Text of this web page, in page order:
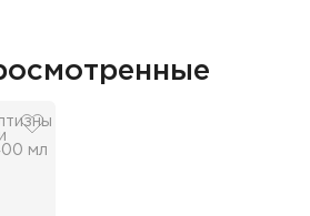
добавить в избранное